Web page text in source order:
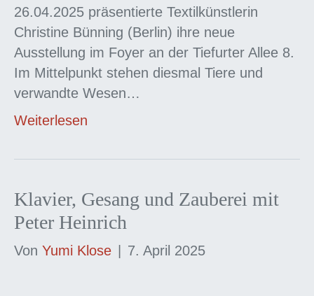
26.04.2025 präsentierte Textilkünstlerin
Christine Bünning (Berlin) ihre neue
Ausstellung im Foyer an der Tiefurter Allee 8.
Im Mittelpunkt stehen diesmal Tiere und
verwandte Wesen…
Weiterlesen
Klavier, Gesang und Zauberei mit
Peter Heinrich
Von Yumi Klose 7. April 2025